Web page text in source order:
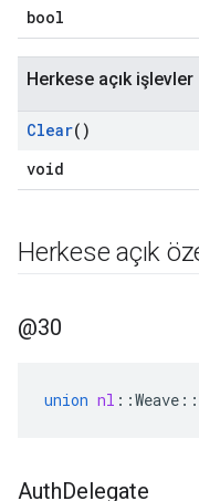
bool
Herkese açık işlevler
Clear()
void
Herkese açık
@30
union nl ::Weave ::
AuthDelegate